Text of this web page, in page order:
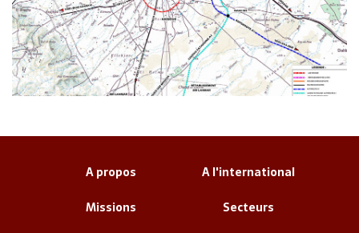
A propos
A l'international
Missions
Secteurs